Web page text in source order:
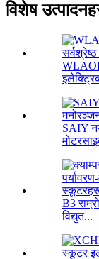
विशेष
SAIY
B3
विद्युत...